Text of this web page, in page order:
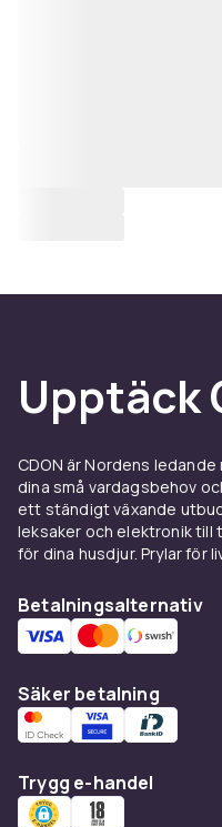
Upptäck
CDON är Nordens
dina små vardagsbehov
ett ständigt växande
leksaker och elektronik
för dina husdjur. Prylar för
Betalningsalternativ
Säker betalning
Trygg e-handel